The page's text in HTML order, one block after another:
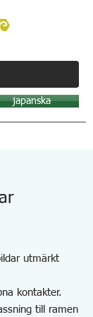
japanska
utmärkt
kontakter.
till ramen